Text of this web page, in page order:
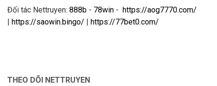
Đối tác Nettruyen: 888b - 78win - https://aog7770.com/
| https://saowin.bingo/ | https://77bet0.com/
THEO DÕI NETTRUYEN